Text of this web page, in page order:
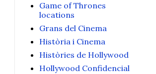
Game of Thrones
locations
Grans del Cinema
Història i Cinema
Històries de Hollywood
Hollywood Confidencial